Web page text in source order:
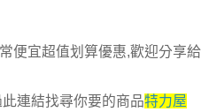
便宜超值划算優惠,歡迎分享給
連結找尋你要的商品特力屋